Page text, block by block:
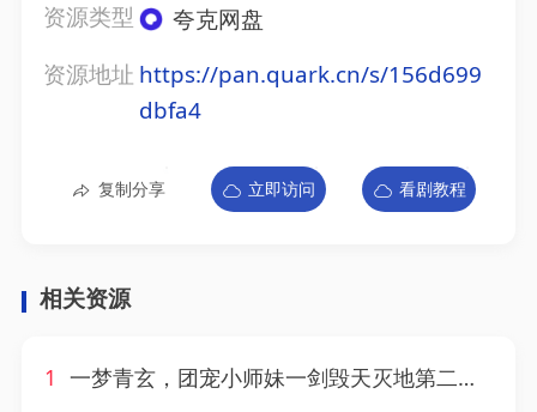
资源类型
夸克网盘
资源地址 https://pan.quark.cn/s/156d699
dbfa4
复制分享 立即访问 看剧教程
相关资源
1 一梦青玄，团宠小师妹一剑毁天灭地第二季&一梦青玄团宠小师妹一剑毁天灭地第二季（200集）AI短剧